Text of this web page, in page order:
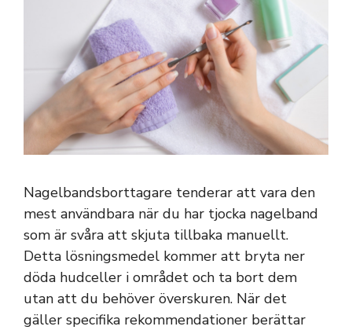
Nagelbandsborttagare tenderar att vara den
mest användbara när du har tjocka nagelband
som är svåra att skjuta tillbaka manuellt.
Detta lösningsmedel kommer att bryta ner
döda hudceller i området och ta bort dem
utan att du behöver överskuren. När det
gäller specifika rekommendationer berättar